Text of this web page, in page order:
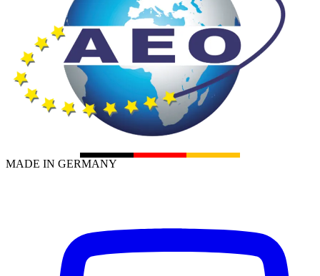
MADE IN GERMANY